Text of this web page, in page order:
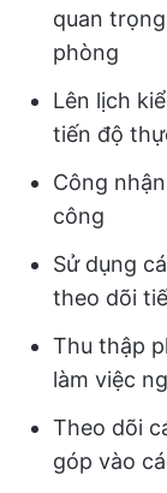
quan
phòng
Lên lịch
tiến độ
Công
công
Sử dụng
theo dõi
Thu thập
làm việc
Theo dõi
góp vào